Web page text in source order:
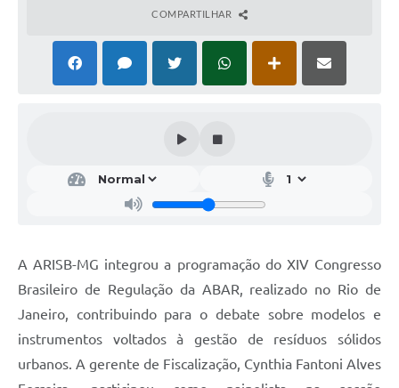
COMPARTILHAR
A ARISB-MG integrou a programação do XIV Congresso
Brasileiro de Regulação da ABAR, realizado no Rio de
Janeiro, contribuindo para o debate sobre modelos e
instrumentos voltados à gestão de resíduos sólidos
urbanos. A gerente de Fiscalização, Cynthia Fantoni Alves